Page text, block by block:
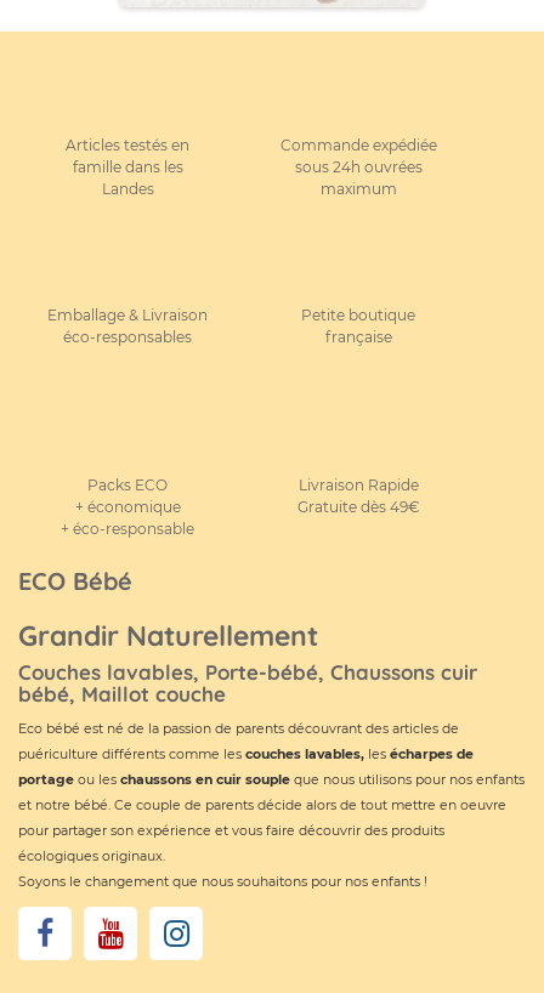
Articles testés en
famille dans les
Landes
Commande expédiée
sous 24h ouvrées
maximum
Emballage & Livraison
éco-responsables
Petite boutique
française
Packs ECO
+ économique
+ éco-responsable
Livraison Rapide
Gratuite dès 49€
ECO Bébé
Grandir Naturellement
Couches lavables, Porte-bébé, Chaussons cuir
bébé, Maillot couche
Eco bébé est né de la passion de parents découvrant des articles de
puériculture différents comme les couches lavables, les écharpes de
portage ou les chaussons en cuir souple que nous utilisons pour nos enfants
et notre bébé. Ce couple de parents décide alors de tout mettre en oeuvre
pour partager son expérience et vous faire découvrir des produits
écologiques originaux.
Soyons le changement que nous souhaitons pour nos enfants !